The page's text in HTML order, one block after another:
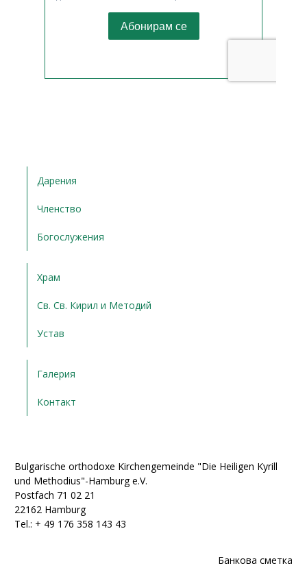
Дарения
Членство
Богослужения
Храм
Св. Св. Кирил и Методий
Устав
Галерия
Контакт
Bulgarische orthodoxe Kirchengemeinde "Die Heiligen Kyrill
und Methodius"-Hamburg e.V.
Postfach 71 02 21
22162 Hamburg
Tel.: + ‭49 176 358 143 43‬
Банкова сметка